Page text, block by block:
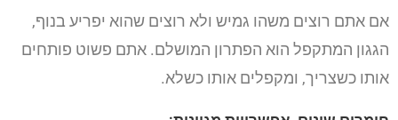
אם אתם רוצים משהו גמיש ולא רוצים שהוא יפריע בנוף,
הגגון המתקפל הוא הפתרון המושלם. אתם פשוט פותחים
אותו כשצריך, ומקפלים אותו כשלא.